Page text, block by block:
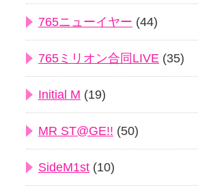
765ニューイヤー (44)
765ミリオン合同LIVE (35)
Initial M (19)
MR ST@GE!! (50)
SideM1st (10)